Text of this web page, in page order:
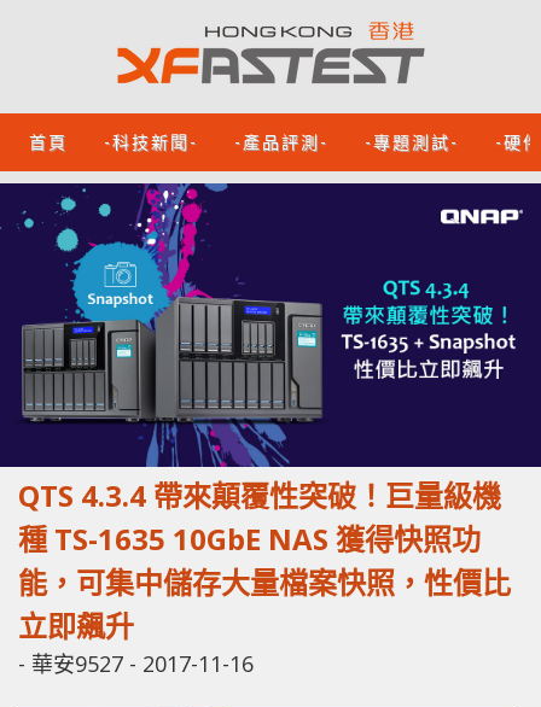
首頁 -科技新聞- -產品評測- -專題測試- -硬
QTS 4.3.4 帶來顛覆性突破！巨量級機
種 TS-1635 10GbE NAS 獲得快照功
能，可集中儲存大量檔案快照，性價比
立即飆升
- 華安9527 - 2017-11-16